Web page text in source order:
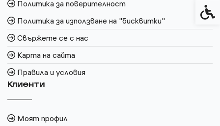
Политика за поверителност
Политика за използване на "бисквитки"
Свържете се с нас
Карта на сайта
Правила и условия
Клиенти
Моят профил